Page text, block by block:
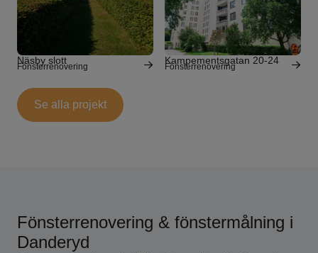
Näsby slott
Fönsterrenovering
Kampementsgatan 20-24
Fönsterrenovering
Se alla projekt
Fönsterrenovering & fönstermålning i
Danderyd